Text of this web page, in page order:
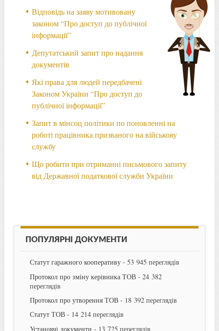
Відповідь на заяву мотивовану
законом “Про доступ до публічної
інформації”
Депутатський запит про надання
документів
Які права для людей передбачені
Законом України “Про доступ до
публічної інформації”
Запит в мінсоц політики по поновленні на
роботі працівника призваного на військову
службу
Що робити при отриманні письмового запиту
від Державної податкової служби України
ПОПУЛЯРНІ ДОКУМЕНТИ
Статут гаражного кооперативу- 53 945 переглядів
Протокол про зміну керівника ТОВ- 24 382
переглядів
Протокол про утворення ТОВ- 18 392 переглядів
Статут ТОВ- 14 214 переглядів
Установчі документи - 13 725 переглядів